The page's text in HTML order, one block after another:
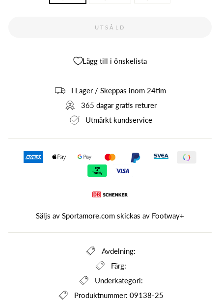
UTSÅLD
Lägg till i önskelista
I Lager / Skeppas inom 24tim
365 dagar gratis returer
Utmärkt kundservice
Säljs av Sportamore.com skickas av Footway+
Avdelning:
Färg:
Underkategori:
Produktnummer: 09138-25